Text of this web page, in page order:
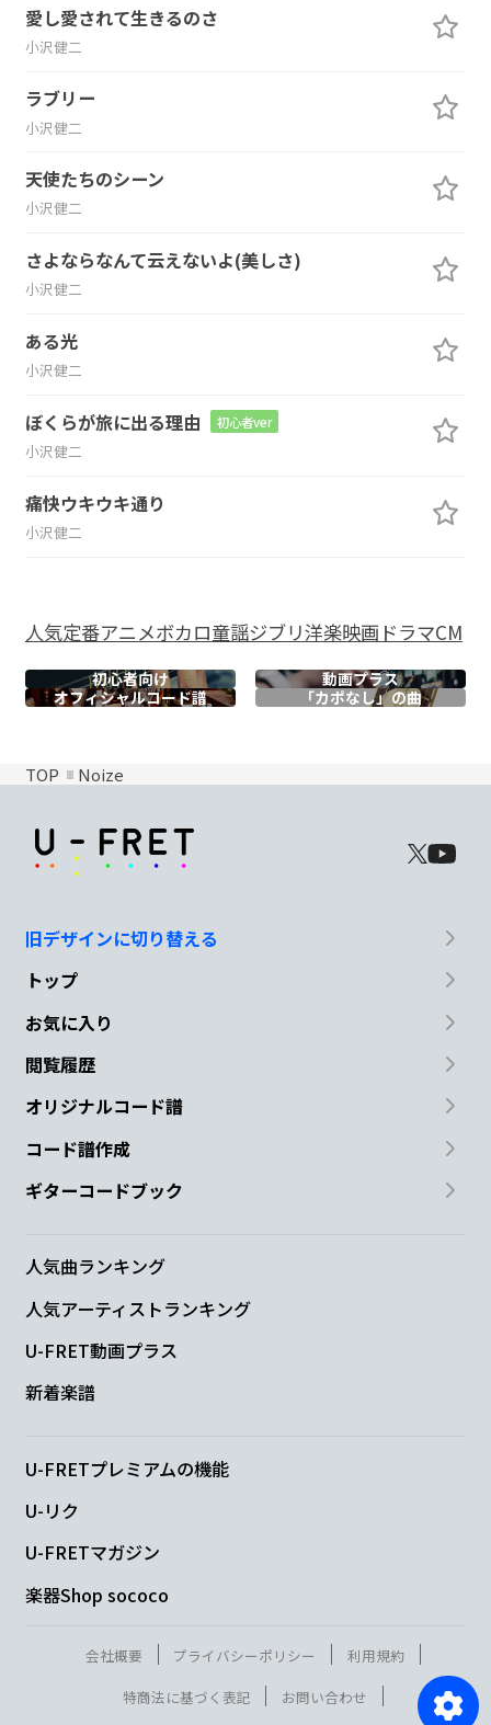
愛し愛されて生きるのさ
小沢健二
ラブリー
小沢健二
天使たちのシーン
小沢健二
さよならなんて云えないよ(美しさ)
小沢健二
ある光
小沢健二
ぼくらが旅に出る理由 初心者ver
小沢健二
痛快ウキウキ通り
小沢健二
人気定番アニメボカロ童謡ジブリ洋楽映画ドラマCM
初心者向け
動画プラス
オフィシャルコード譜 「カポなし」の曲
TOP Noize
旧デザインに切り替える
トップ
お気に入り
閲覧履歴
オリジナルコード譜
コード譜作成
ギターコードブック
人気曲ランキング
人気アーティストランキング
U-FRET動画プラス
新着楽譜
U-FRETプレミアムの機能
U-リク
U-FRETマガジン
楽器Shop sococo
会社概要 プライバシーポリシー
利用規約
特商法に基づく表記
お問い合わせ